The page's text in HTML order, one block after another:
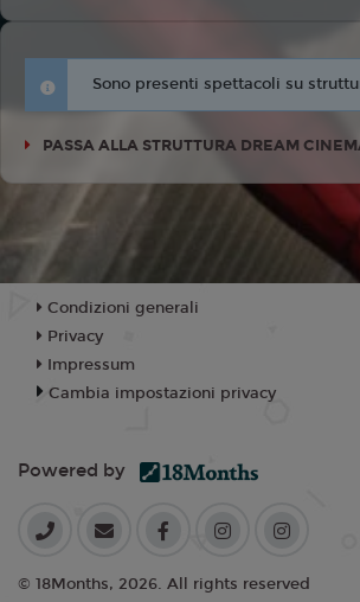
Sono presenti spettacoli su
PASSA ALLA STRUTTURA DREAM
Condizioni generali
Privacy
Impressum
Cambia impostazioni privacy
Powered by
© 18Months, 2026. All rights reserved